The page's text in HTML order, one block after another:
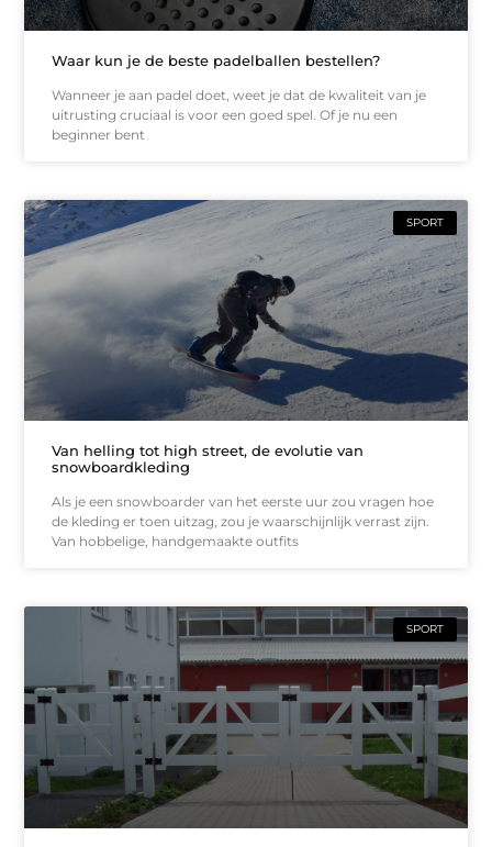
Waar kun je de beste padelballen bestellen?
Wanneer je aan padel doet, weet je dat de kwaliteit van je
uitrusting cruciaal is voor een goed spel. Of je nu een
beginner bent
SPORT
Van helling tot high street, de evolutie van
snowboardkleding
Als je een snowboarder van het eerste uur zou vragen hoe
de kleding er toen uitzag, zou je waarschijnlijk verrast zijn.
Van hobbelige, handgemaakte outfits
SPORT